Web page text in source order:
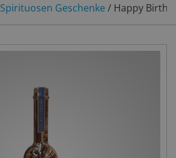
Spirituosen Geschenke / Happy